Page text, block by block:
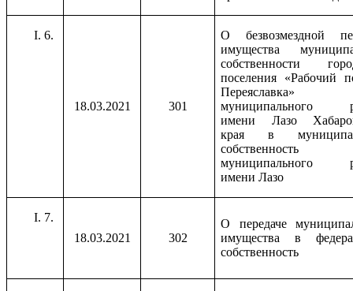
6.
18.03.2021 301
О безвозмездной
имущества
собственности
поселения «Рабочий
Переяславка»
муниципального
имени Лазо
края в
собственность
муниципального
имени Лазо
7.
18.03.2021
302
О передаче
имущества в
собственность